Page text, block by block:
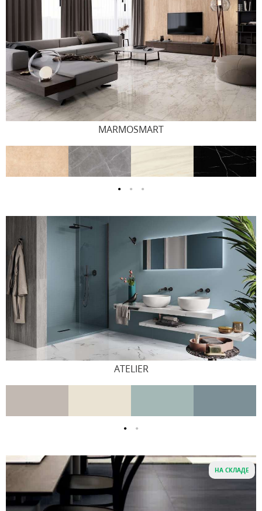
MARMOSMART
ATELIER
НА СКЛАДЕ